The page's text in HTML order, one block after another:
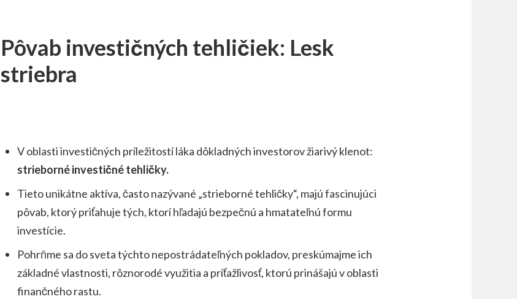
Pôvab investičných tehličiek: Lesk
striebra
V oblasti investičných príležitostí láka dôkladných investorov žiarivý klenot:
strieborné investičné tehličky.
Tieto unikátne aktíva, často nazývané „strieborné tehličky“, majú fascinujúci
pôvab, ktorý priťahuje tých, ktorí hľadajú bezpečnú a hmatateľnú formu
investície.
Pohrňme sa do sveta týchto nepostrádateľných pokladov, preskúmajme ich
základné vlastnosti, rôznorodé využitia a príťažlivosť, ktorú prinášajú v oblasti
finančného rastu.